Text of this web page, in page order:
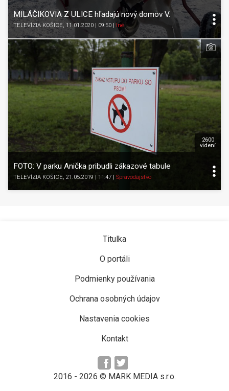
MILÁČIKOVIA Z ULICE hľadajú nový domov V.
TELEVÍZIA KOŠICE, 11.01.2020 | 09:50 Iné
FOTO: V parku Anička pribudli zákazové tabule
TELEVÍZIA KOŠICE, 21.05.2019 | 11:47 Spravodajstvo
2600
videní
Titulka
O portáli
Podmienky používania
Ochrana osobných údajov
Nastavenia cookies
Kontakt
2016 - 2026 © MARK MEDIA s.r.o.